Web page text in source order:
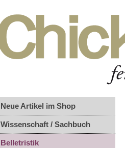
Neue Artikel im Shop
Wissenschaft / Sachbuch
Belletristik